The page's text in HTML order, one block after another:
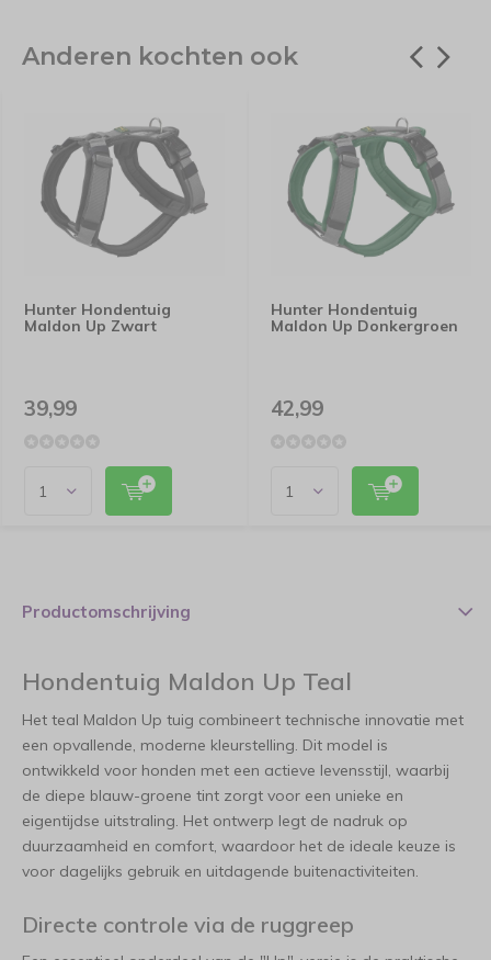
Anderen kochten ook
Hunter Hondentuig
Maldon Up Zwart
39,99
Hunter Hondentuig
Maldon Up Donkergroen
42,99
Productomschrijving
Hondentuig Maldon Up Teal
Het teal Maldon Up tuig combineert technische innovatie met
een opvallende, moderne kleurstelling. Dit model is
ontwikkeld voor honden met een actieve levensstijl, waarbij
de diepe blauw-groene tint zorgt voor een unieke en
eigentijdse uitstraling. Het ontwerp legt de nadruk op
duurzaamheid en comfort, waardoor het de ideale keuze is
voor dagelijks gebruik en uitdagende buitenactiviteiten.
Directe controle via de ruggreep